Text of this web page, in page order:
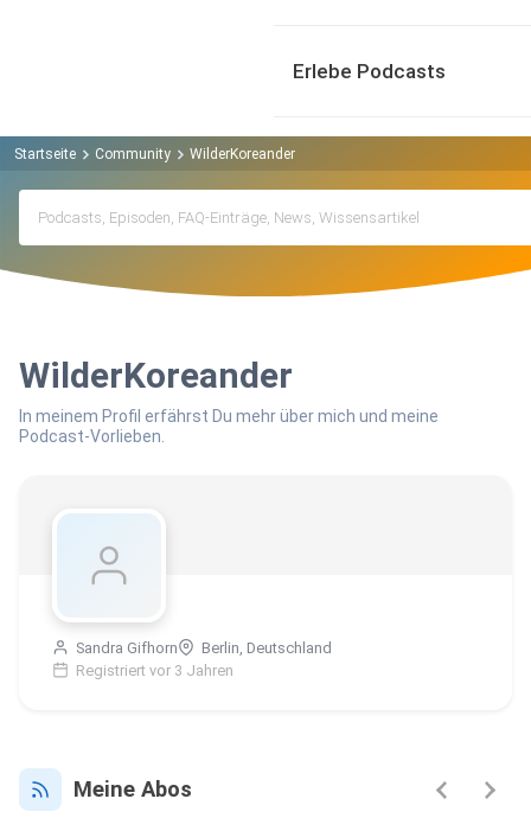
Erlebe Podcasts
Startseite Community WilderKoreander
WilderKoreander
In meinem Profil erfährst Du mehr über mich und meine
Podcast-Vorlieben.
Sandra Gifhorn
Berlin, Deutschland
Registriert vor 3 Jahren
Meine Abos